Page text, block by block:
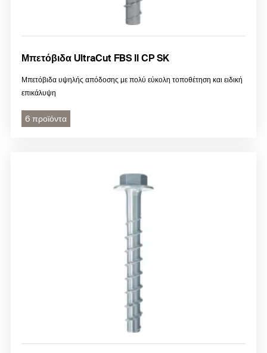
Μπετόβιδα UltraCut FBS II CP SK
Μπετόβιδα υψηλής απόδοσης με πολύ εύκολη τοποθέτηση και ειδική
επικάλυψη
6 προϊόντα